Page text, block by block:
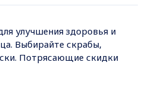
улучшения здоровья и
Выбирайте скрабы,
Потрясающие скидки